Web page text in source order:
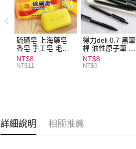
硫磺皂 上海藥皂
香皂 手工皂 毛囊
炎 抑菌除蟎 清潔
護膚 去油去痘 寵
NT$8
NT$11
得力deli 0.7 黑筆
桿 油性原子筆 黑
色筆芯 S304
NT$8
NT$9
詳細說明 相關推薦